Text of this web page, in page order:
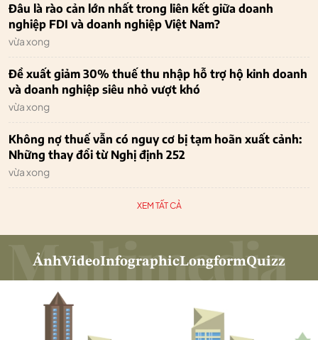
Đâu là rào cản lớn nhất trong liên kết giữa doanh
nghiệp FDI và doanh nghiệp Việt Nam?
vừa xong
Đề xuất giảm 30% thuế thu nhập hỗ trợ hộ kinh doanh
và doanh nghiệp siêu nhỏ vượt khó
vừa xong
Không nợ thuế vẫn có nguy cơ bị tạm hoãn xuất cảnh:
Những thay đổi từ Nghị định 252
vừa xong
XEM TẤT CẢ
ẢnhVideoInfographicLongformQuizz